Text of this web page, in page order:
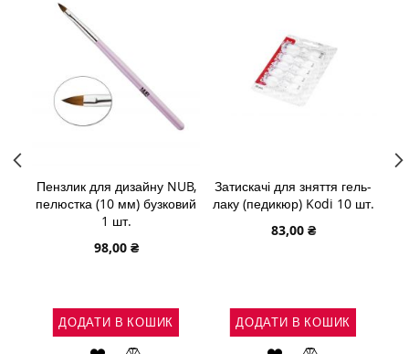
Пензлик для дизайну NUB,
пелюстка (10 мм) бузковий
1 шт.
98,00 ₴
ДОДАТИ В КОШИК
Затискачі для зняття гель-
лаку (педикюр) Kodi 10 шт.
83,00 ₴
ДОДАТИ В КОШИК